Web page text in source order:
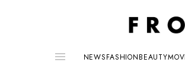
NEWSFASHIONBEAUTY